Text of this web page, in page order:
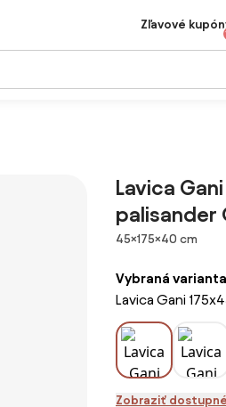
Zľavové
Lavica
palisander
Rozmery
45×175×40 cm
Vybraná
Lavica Gani
Zobraziť